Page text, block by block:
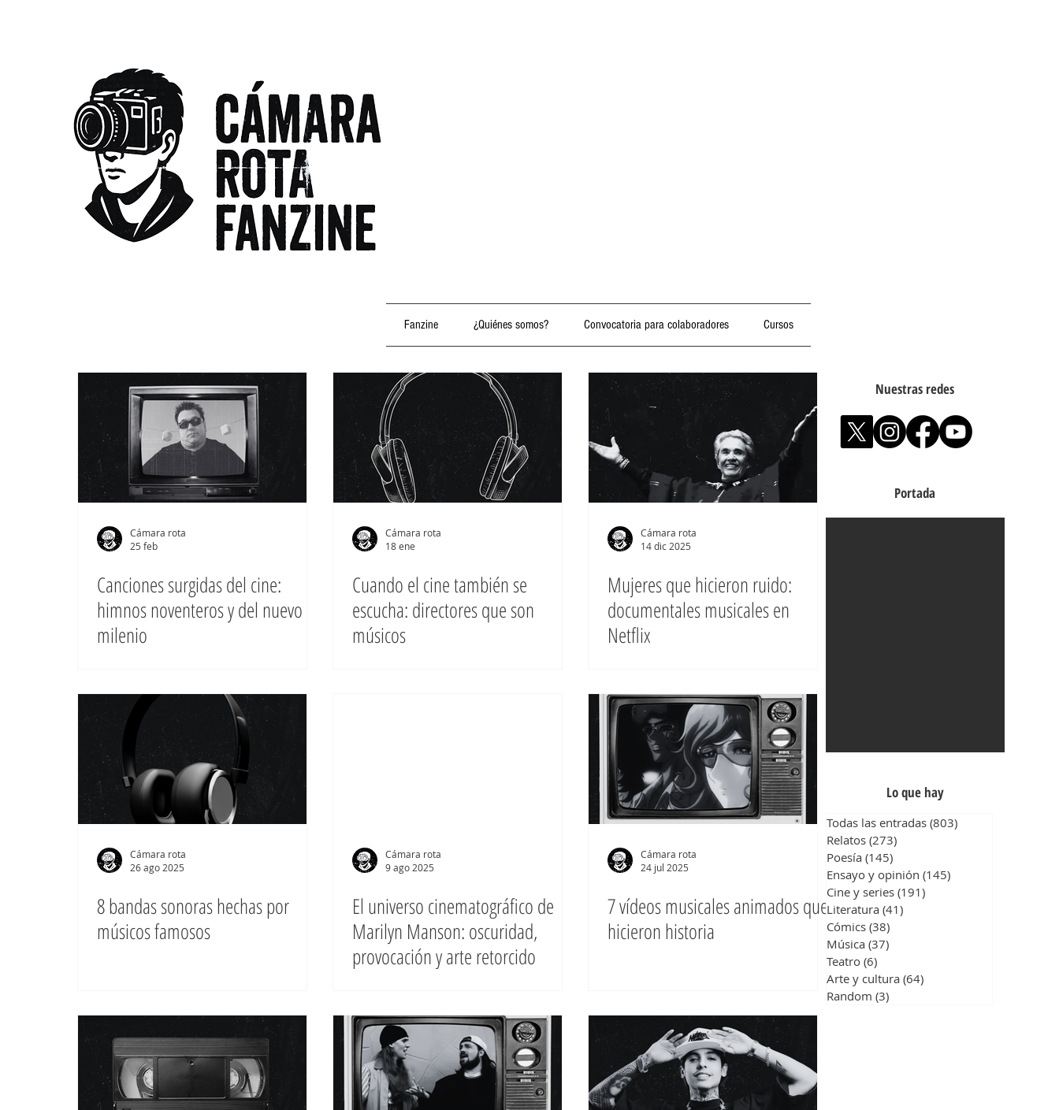
Fanzine ¿Quiénes somos? Convocatoria para colaboradores Cursos
Cámara rota
25 feb
Canciones surgidas del cine:
himnos noventeros y del nuevo
milenio
Cámara rota
18 ene
Cuando el cine también se
escucha: directores que son
músicos
Cámara rota
14 dic 2025
Mujeres que hicieron ruido:
documentales musicales en
Netflix
Cámara rota
26 ago 2025
8 bandas sonoras hechas por
músicos famosos
Cámara rota
9 ago 2025
El universo cinematográfico de
Marilyn Manson: oscuridad,
provocación y arte retorcido
Cámara rota
24 jul 2025
7 vídeos musicales animados que
hicieron historia
Nuestras redes
Portada
Lo que hay
Todas las entradas (803)
Relatos (273)
Poesía (145)
Ensayo y opinión (145)
Cine y series (191)
Literatura (41)
Cómics (38)
Música (37)
Teatro (6)
Arte y cultura (64)
Random (3)